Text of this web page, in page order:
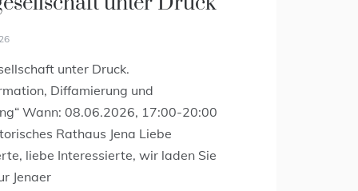
unter Druck.
Diffamierung und
Wann: 08.06.2026, 17:00-20:00
Rathaus Jena Liebe
liebe Interessierte, wir laden Sie
Jenaer
Preis für
gibt es zusätzlich einen
für kontinuierliches
Vorschläge können noch bis
eingereicht werden.